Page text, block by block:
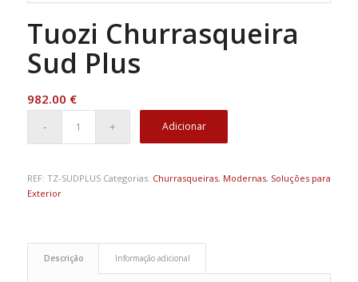
Tuozi Churrasqueira
Sud Plus
982.00 €
Adicionar
REF: TZ-SUDPLUS Categorias: Churrasqueiras, Modernas, Soluções para
Exterior
Descrição Informação adicional